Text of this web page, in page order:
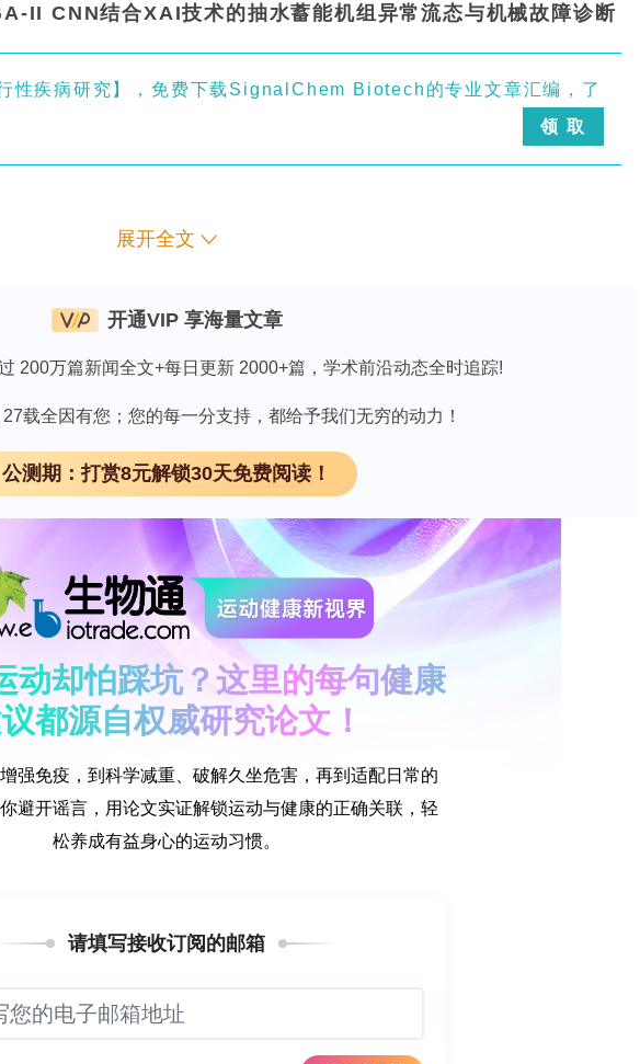
II CNN结合XAI技术的抽水蓄能机组异常流态与机械故障诊断
性疾病研究】，免费下载SignalChem Biotech的专业文章汇编，了
领 取
Hydropower Plant, PSHP)是电网的"稳定器、调节器及平
Hydropower Unit, PSHU)作为PSHP的核心设备，长期运行
复杂、工况多样，早期误判或漏检可能导致连锁设备损坏甚
行时难以内部接触检测，从外部摆度(swing)等运行信号中提取
号处理方法（傅里叶频谱、短时傅里叶变换STFT、经验模态分
变换、变分模态分解VMD等）结合机器学习取得一定进
）的超参数依赖经验调节，难兼顾模型复杂度与泛化性；且
业现场缺乏信任度。此外，大型预训练模型参数量过大不符合
Xianghao等人在《Journal of Energy Storage》发表该研
换(Wavelet Synchrosqueezed Transform, WSST)—NSGA?
智能(Explainable Artificial Intelligence, XAI)的轻量化高精
修前后采集的摆度信号构建数据集，旨在解决非平稳信号特征
及模型不可解释三大问题，满足工程现场对高精度、轻量化与
电站获取PSHU大修前后六种异常流态与机械故障及正常工况
CNN)架构，以NSGA?II(Non?dominated Sorting
参数量最小化）Pareto优化得到NSGA?II CNN模型，用
后引入SHAP(SHapley Additive exPlanations)方法计算输入像
展开全文
开通VIP 享海量文章
200万篇新闻全文+每日更新 2000+篇，学术前沿动态全时追踪!
载全因有您；您的每一分支持，都给予我们无穷的动力！
公测期：打赏8元解锁30天免费阅读！